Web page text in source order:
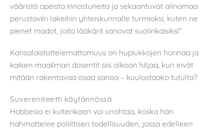
vääristä opeista innostuneita ja sekaantuvat alinomaa
perustaviin lakeihin yhteiskunnalle turmioksi, kuten ne
pienet madot, joita lääkärit sanovat suolinkaisiksi”.
Kansalaistottelemattomuus on hupiukkojen horinaa ja
kaiken maailman dosentit siis olkoon hiljaa, kun eivät
mitään rakentavaa osaa sanoa – kuulostaako tutulta?
Suvereniteetti käytännössä
Hobbesia ei kuitenkaan voi unohtaa, koska hän
hahmottelee poliittisen todellisuuden, jossa edelleen